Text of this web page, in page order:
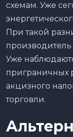
схемам. Уже
При такой
Уже
приграничных
акцизного
торговли.